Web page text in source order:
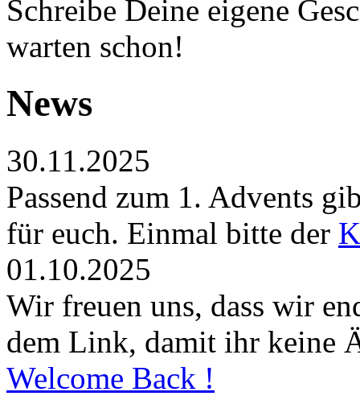
Schreibe Deine eigene
warten schon!
News
30.11.2025
Passend zum 1. Advents
für euch. Einmal bitte der
01.10.2025
Wir freuen uns, dass wir
dem Link, damit ihr keine
Welcome Back !